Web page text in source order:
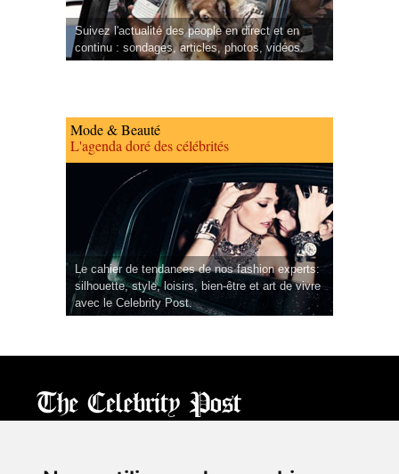
Suivez l'actualité des people en direct et en
continu : sondages, articles, photos, vidéos.
Mode & Beauté
L'agenda doré des célébrités
Le cahier de tendances de nos fashion experts:
silhouette, style, loisirs, bien-être et art de vivre
avec le Celebrity Post.